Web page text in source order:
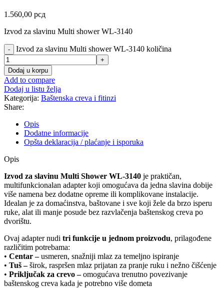
1.560,00 рсд
Izvod za slavinu Multi shower WL-3140
Izvod za slavinu Multi shower WL-3140 količina
Dodaj u korpu
Add to compare
Dodaj u listu želja
Kategorija: Baštenska creva i fitinzi
Share:
Opis
Dodatne informacije
Opšta deklaracija / plaćanje i isporuka
Opis
Izvod za slavinu Multi Shower WL-3140 je praktičan,
multifunkcionalan adapter koji omogućava da jedna slavina dobije
više namena bez dodatne opreme ili komplikovane instalacije.
Idealan je za domaćinstva, baštovane i sve koji žele da brzo isperu
ruke, alat ili manje posude bez razvlačenja baštenskog creva po
dvorištu.
Ovaj adapter nudi tri funkcije u jednom proizvodu, prilagođene
različitim potrebama:
• Centar –usmeren, snažniji mlaz za temeljno ispiranje
• Tuš –širok, raspršen mlaz prijatan za pranje ruku i nežno čišćenje
• Priključak za crevo –omogućava trenutno povezivanje
baštenskog creva kada je potrebno više dometa